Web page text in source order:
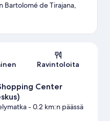
Bartolomé de Tirajana,
Ravintoloita
Center
- 0.2 km:n päässä